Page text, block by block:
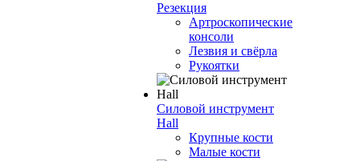
Резекция
Артроскопические
консоли
Лезвия и свёрла
Рукоятки
Силовой инструмент
Hall
Крупные кости
Малые кости